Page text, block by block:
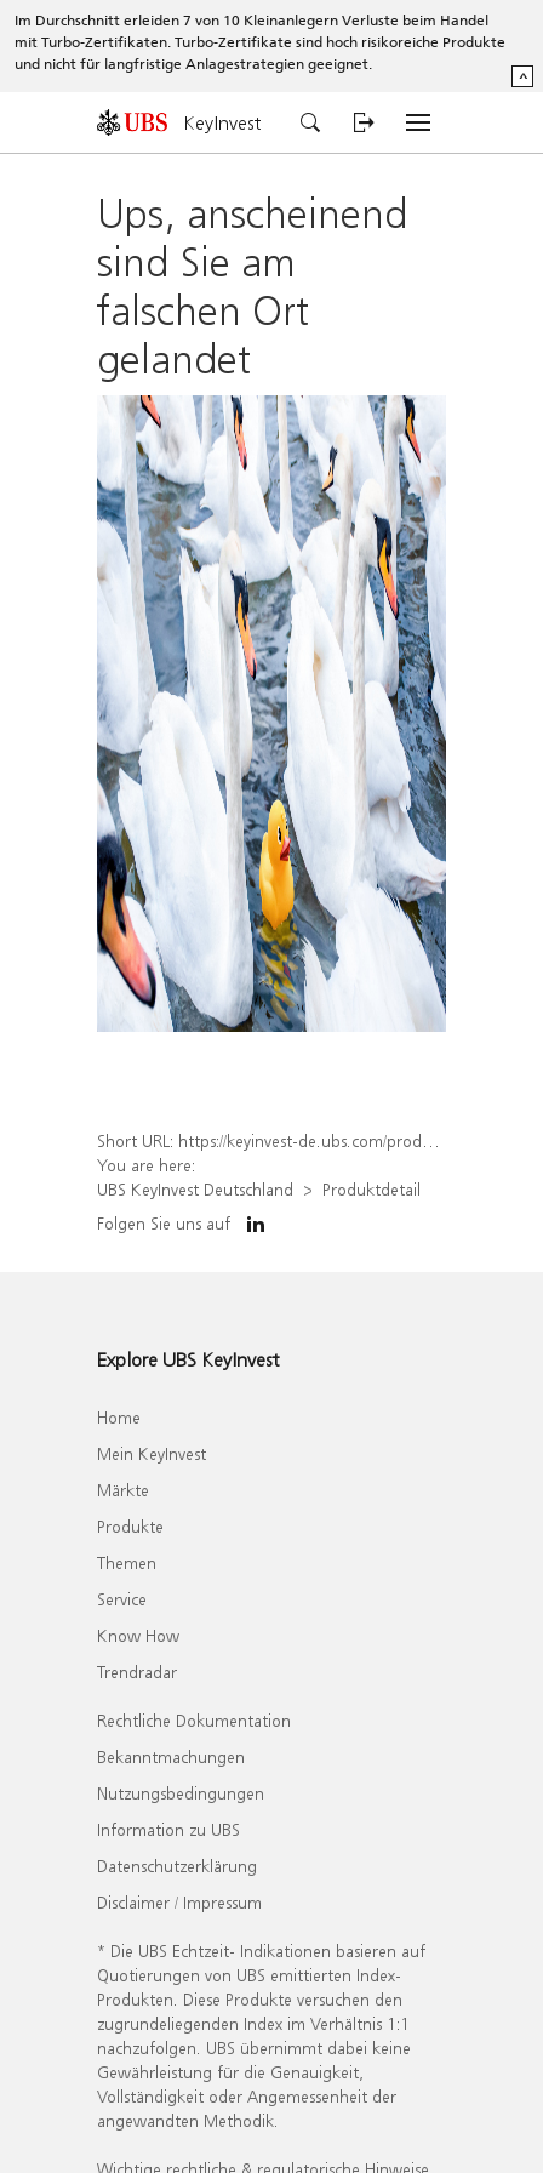
Im Durchschnitt erleiden 7 von 10 Kleinanlegern Verluste beim Handel
mit Turbo-Zertifikaten. Turbo-Zertifikate sind hoch risikoreiche Produkte
und nicht für langfristige Anlagestrategien geeignet.
^
KeyInvest
Ups, anscheinend
sind Sie am
falschen Ort
gelandet
Short URL: https://keyinvest-de.ubs.com/produkt/detail/index/isin/DE000WA74154
You are here:
UBS KeyInvest Deutschland
Produktdetail
Folgen Sie uns auf
Explore UBS KeyInvest
Home
Mein KeyInvest
Märkte
Produkte
Themen
Service
Know How
Trendradar
Rechtliche Dokumentation
Bekanntmachungen
Nutzungsbedingungen
Information zu UBS
Datenschutzerklärung
Disclaimer / Impressum
* Die UBS Echtzeit- Indikationen basieren auf
Quotierungen von UBS emittierten Index-
Produkten. Diese Produkte versuchen den
zugrundeliegenden Index im Verhältnis 1:1
nachzufolgen. UBS übernimmt dabei keine
Gewährleistung für die Genauigkeit,
Vollständigkeit oder Angemessenheit der
angewandten Methodik.